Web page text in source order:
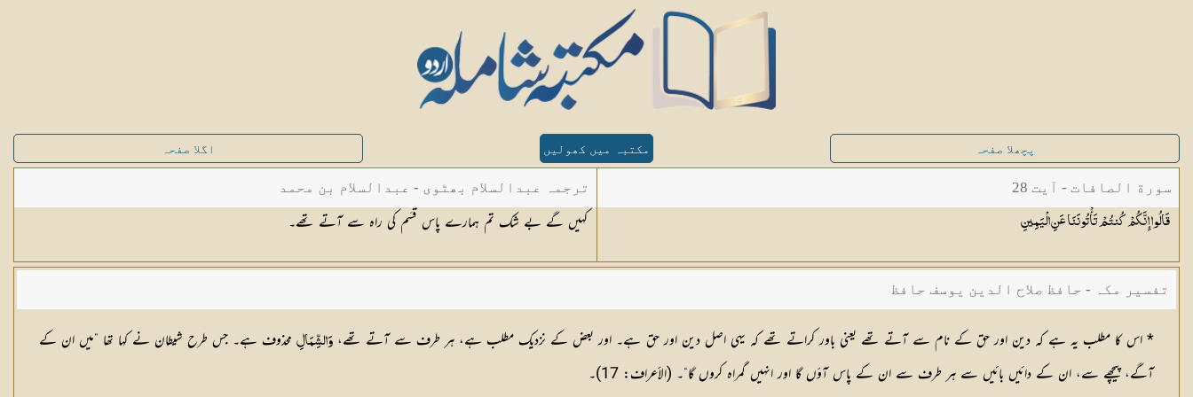
پچھلا صفحہ مکتبہ میں کھولیں اگلا صفحہ
سورة الصافات - آیت 28
قَالُوا إِنَّكُمْ كُنتُمْ تَأْتُونَنَا عَنِالْيَمِينِ
ترجمہ عبدالسلام بھٹوی - عبدالسلام بن محمد
کہیں گے بے شک تم ہمارے پاس قَسَم کی راہ سے آتے تھے۔
تفسیر مکہ - حافظ صلاح الدین یوسف حافظ
* اس کا مطلب یہ ہے کہ دین اور حق کے نام سے آتے تھے یعنی باور کراتے تھے کہ یہی اصل دین اور حق ہے۔ اور بعض کے نزدیک مطلب ہے، ہر طرف سے آتے تھے، وَالشِّمَالِمحذوف ہے۔ جس طرح شیطان نے کہا تھا ”میں ان کے
آگے، پیچھے سے، ان کے دائیں بائیں سے ہر طرف سے ان کے پاس آؤں گا اور انہیں گمراہ کروں گا“۔ (الأعراف: 17)۔